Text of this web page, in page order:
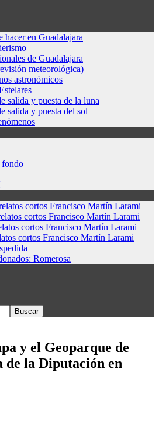
hacer en Guadalajara
de Guadalajara
meteorológica)
astronómicos
salida y puesta de la luna
salida y puesta del sol
fondo
cortos Francisco Martín Larami
cortos Francisco Martín Larami
cortos Francisco Martín Larami
cortos Francisco Martín Larami
Romerosa
y el Geoparque de
la Diputación en